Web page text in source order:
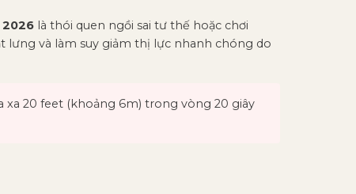
2026 là thói quen ngồi sai tư thế hoặc chơi
lưng và làm suy giảm thị lực nhanh chóng do
xa 20 feet (khoảng 6m) trong vòng 20 giây